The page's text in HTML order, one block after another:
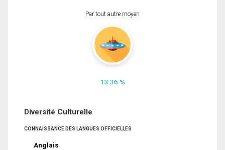
Par tout autre moyen
13.36 %
Diversité Culturelle
CONNAISSANCE DES LANGUES OFFICIELLES
Anglais